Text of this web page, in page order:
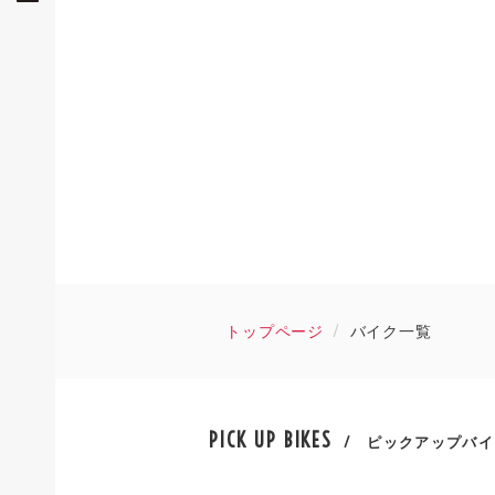
トップページ バイク一覧
PICK UP BIKES / ピックアップバ